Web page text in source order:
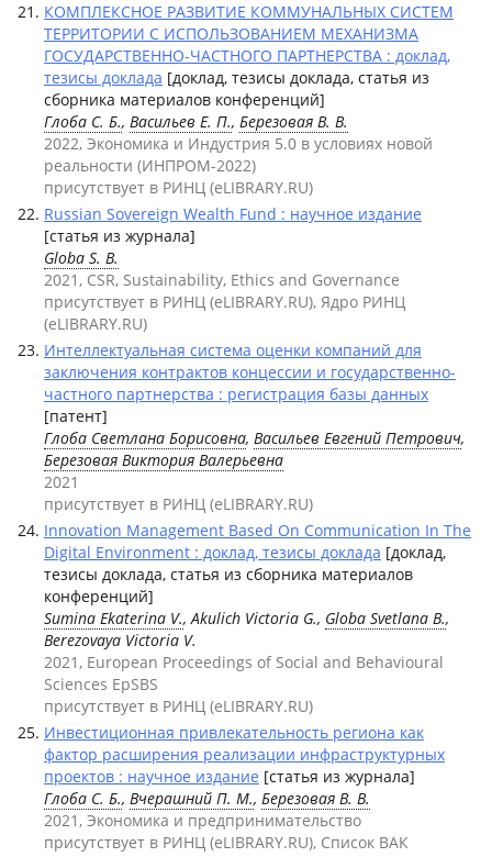
КОМПЛЕКСНОЕ РАЗВИТИЕ КОММУНАЛЬНЫХ СИСТЕМ
ТЕРРИТОРИИ С ИСПОЛЬЗОВАНИЕМ МЕХАНИЗМА
ГОСУДАРСТВЕННО-ЧАСТНОГО ПАРТНЕРСТВА : доклад,
тезисы доклада [доклад, тезисы доклада, статья из
сборника материалов конференций]
Глоба С. Б., Васильев Е. П., Березовая В. В.
2022, Экономика и Индустрия 5.0 в условиях новой
реальности (ИНПРОМ-2022)
присутствует в РИНЦ (eLIBRARY.RU)
Russian Sovereign Wealth Fund : научное издание
[статья из журнала]
Globa S. B.
2021, CSR, Sustainability, Ethics and Governance
присутствует в РИНЦ (eLIBRARY.RU), Ядро РИНЦ
(eLIBRARY.RU)
Интеллектуальная система оценки компаний для
заключения контрактов концессии и государственно-
частного партнерства : регистрация базы данных
[патент]
Глоба Светлана Борисовна, Васильев Евгений Петрович,
Березовая Виктория Валерьевна
2021
присутствует в РИНЦ (eLIBRARY.RU)
Innovation Management Based On Communication In The
Digital Environment : доклад, тезисы доклада [доклад,
тезисы доклада, статья из сборника материалов
конференций]
Sumina Ekaterina V., Akulich Victoria G., Globa Svetlana B.,
Berezovaya Victoria V.
2021, European Proceedings of Social and Behavioural
Sciences EpSBS
присутствует в РИНЦ (eLIBRARY.RU)
Инвестиционная привлекательность региона как
фактор расширения реализации инфраструктурных
проектов : научное издание [статья из журнала]
Глоба С. Б., Вчерашний П. М., Березовая В. В.
2021, Экономика и предпринимательство
присутствует в РИНЦ (eLIBRARY.RU), Список ВАК